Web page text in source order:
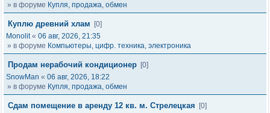
» в форуме Купля, продажа, обмен
Куплю древний хлам
[0]
Monolit« 06 авг, 2026, 21:35
» в форуме Компьютеры, цифр. техника, электроника
Продам нерабочий кондиционер [0]
SnowMan « 06 авг, 2026, 18:22
» в форуме Купля, продажа, обмен
Сдам помещение в аренду 12 кв. м. Стрелецкая
[0]